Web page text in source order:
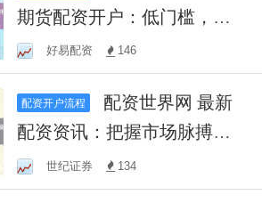
期货配资开户：低门槛，高
杠杆，快速开启交易！
好易配资 146
配资开户流程
配资资讯：把握市场脉搏，
助您投资成功！
世纪证券 134